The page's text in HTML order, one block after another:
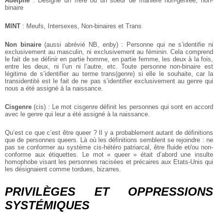
binaire
MINT : Meufs, Intersexes, Non-binaires et Trans
Non binaire(aussi abrévié NB, enby) : Personne qui ne s’identifie ni
exclusivement au masculin, ni exclusivement au féminin. Cela comprend
le fait de se définir en partie homme, en partie femme, les deux à la fois,
entre les deux, ni l’un ni l’autre, etc. Toute personne non-binaire est
légitime de s’identifier au terme trans(genre) si elle le souhaite, car la
transidentité est le fait de ne pas s’identifier exclusivement au genre qui
nous a été assigné à la naissance.
Cisgenre (cis) : Le mot cisgenre définit les personnes qui sont en accord
avec le genre qui leur a été assigné à la naissance.
Qu’est ce que c’est être queer ? Il y a probablement autant de définitions
que de personnes queers. Là où les définitions semblent se rejoindre : ne
pas se conformer au système cis-hétéro patriarcal, être fluide et/ou non-
conforme aux étiquettes. Le mot « queer » était d’abord une insulte
homophobe visant les personnes racisées et précaires aux Etats-Unis qui
les désignaient comme tordues, bizarres.
PRIVILÈGES ET OPPRESSIONS
SYSTÉMIQUES